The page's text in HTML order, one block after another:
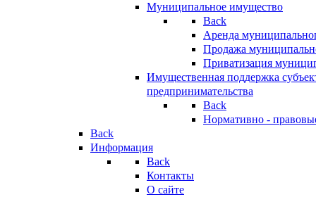
Муниципальное имущество
Back
Аренда
Продажа
Приватизация
Имущественная поддержка
предпринимательства
Back
Нормативно -
Back
Информация
Back
Контакты
О сайте